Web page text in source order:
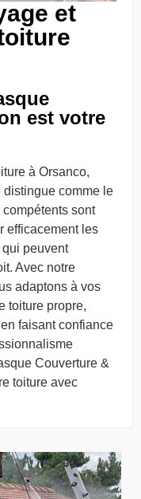
et
est votre
à Orsanco,
distingue comme le
sont
efficacement les
peuvent
Avec notre
adaptons à vos
toiture propre,
faisant confiance
Couverture &
toiture avec